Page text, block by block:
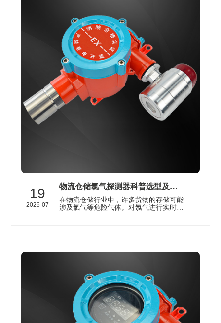
19
2026-07
物流仓储氯气探测器科普选型及安装知识解析
在物流仓储行业中，许多货物的存储可能
涉及氯气等危险气体。对氯气进行实时监